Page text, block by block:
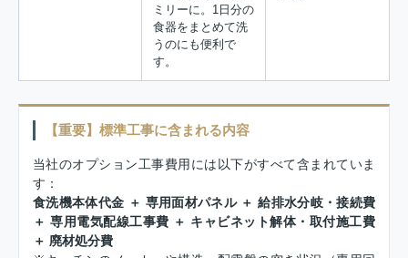
ミリーに。1日分の
食器をまとめて洗
うのにも便利で
す。
【重要】標準工事に含まれる内容
当社のオプション工事費用には以下がすべて含まれていま
す：
食洗機本体代金 ＋ 専用面材パネル ＋ 給排水分岐・接続費
＋ 専用電気配線工事費 ＋ キャビネット解体・取付施工費
＋ 廃材処分費